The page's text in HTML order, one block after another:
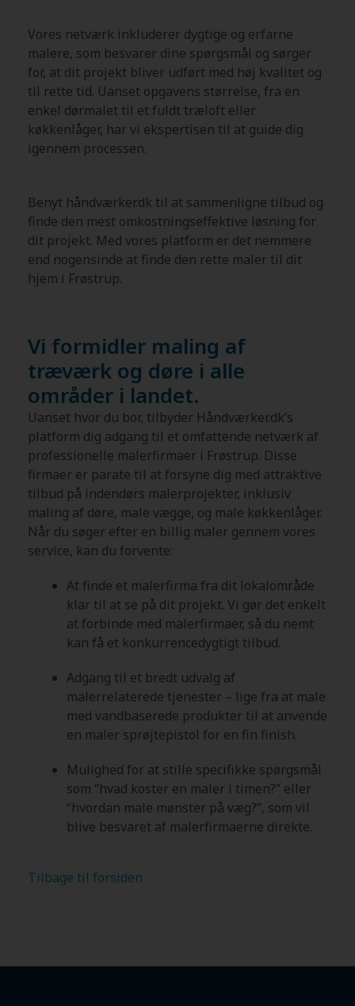
Vores netværk inkluderer dygtige og erfarne
malere, som besvarer dine spørgsmål og sørger
for, at dit projekt bliver udført med høj kvalitet og
til rette tid. Uanset opgavens størrelse, fra en
enkel dørmalet til et fuldt træloft eller
køkkenlåger, har vi ekspertisen til at guide dig
igennem processen.
Benyt håndværker.dk til at sammenligne tilbud og
finde den mest omkostningseffektive løsning for
dit projekt. Med vores platform er det nemmere
end nogensinde at finde den rette maler til dit
hjem i Frøstrup.
Vi formidler maling af
træværk og døre i alle
områder i landet.
Uanset hvor du bor, tilbyder Håndværker.dk’s
platform dig adgang til et omfattende netværk af
professionelle malerfirmaer i Frøstrup. Disse
firmaer er parate til at forsyne dig med attraktive
tilbud på indendørs malerprojekter, inklusiv
maling af døre, male vægge, og male køkkenlåger.
Når du søger efter en billig maler gennem vores
service, kan du forvente:
At finde et malerfirma fra dit lokalområde
klar til at se på dit projekt. Vi gør det enkelt
at forbinde med malerfirmaer, så du nemt
kan få et konkurrencedygtigt tilbud.
Adgang til et bredt udvalg af
malerrelaterede tjenester – lige fra at male
med vandbaserede produkter til at anvende
en maler sprøjtepistol for en fin finish.
Mulighed for at stille specifikke spørgsmål
som “hvad koster en maler i timen?” eller
“hvordan male mønster på væg?”, som vil
blive besvaret af malerfirmaerne direkte.
Tilbage til forsiden